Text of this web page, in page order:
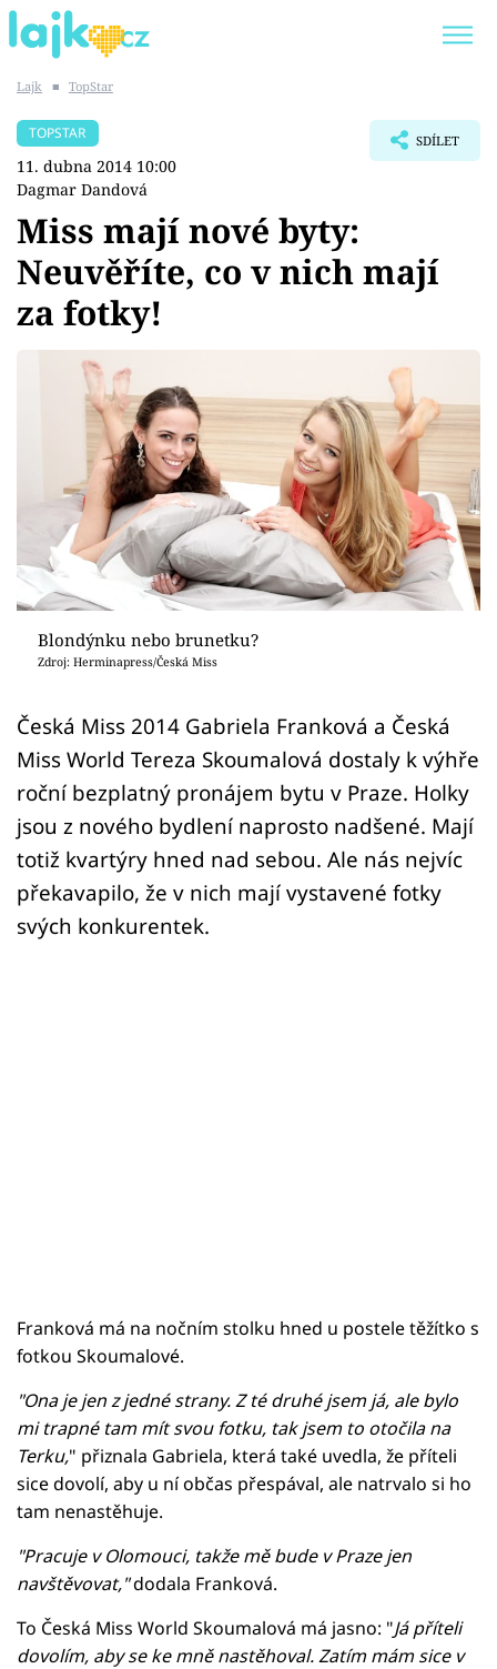
SHOPAHOLICADEL
Témata
Showbyznys
Youtubeři
Sex a vztahy
Videa
Sledujte prima+
Přihlášení
Sledujte nás
Lajk ■ TopStar
TOPSTAR
11. dubna 2014 10:00
Dagmar Dandová
SDÍLET
Miss mají nové byty:
Neuvěříte, co v nich mají
za fotky!
Blondýnku nebo brunetku?
Zdroj: Herminapress/Česká Miss
Česká Miss 2014 Gabriela Franková a Česká
Miss World Tereza Skoumalová dostaly k výhře
roční bezplatný pronájem bytu v Praze. Holky
jsou z nového bydlení naprosto nadšené. Mají
totiž kvartýry hned nad sebou. Ale nás nejvíc
překavapilo, že v nich mají vystavené fotky
svých konkurentek.
Franková má na nočním stolku hned u postele těžítko s
fotkou Skoumalové.
"Ona je jen z jedné strany. Z té druhé jsem já, ale bylo
mi trapné tam mít svou fotku, tak jsem to otočila na
Terku," přiznala Gabriela, která také uvedla, že příteli
sice dovolí, aby u ní občas přespával, ale natrvalo si ho
tam nenastěhuje.
"Pracuje v Olomouci, takže mě bude v Praze jen
navštěvovat,"dodala Franková.
To Česká Miss World Skoumalová má jasno: "Já příteli
dovolím, aby se ke mně nastěhoval. Zatím mám sice v